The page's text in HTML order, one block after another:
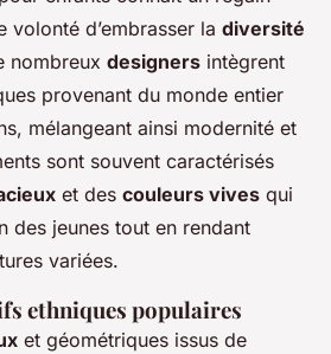
volonté d’embrasser la diversité
nombreux designers intègrent
provenant du monde entier
mélangeant ainsi modernité et
sont souvent caractérisés
et des couleurs vives qui
des jeunes tout en rendant
variées.
ethniques populaires
et géométriques issus de